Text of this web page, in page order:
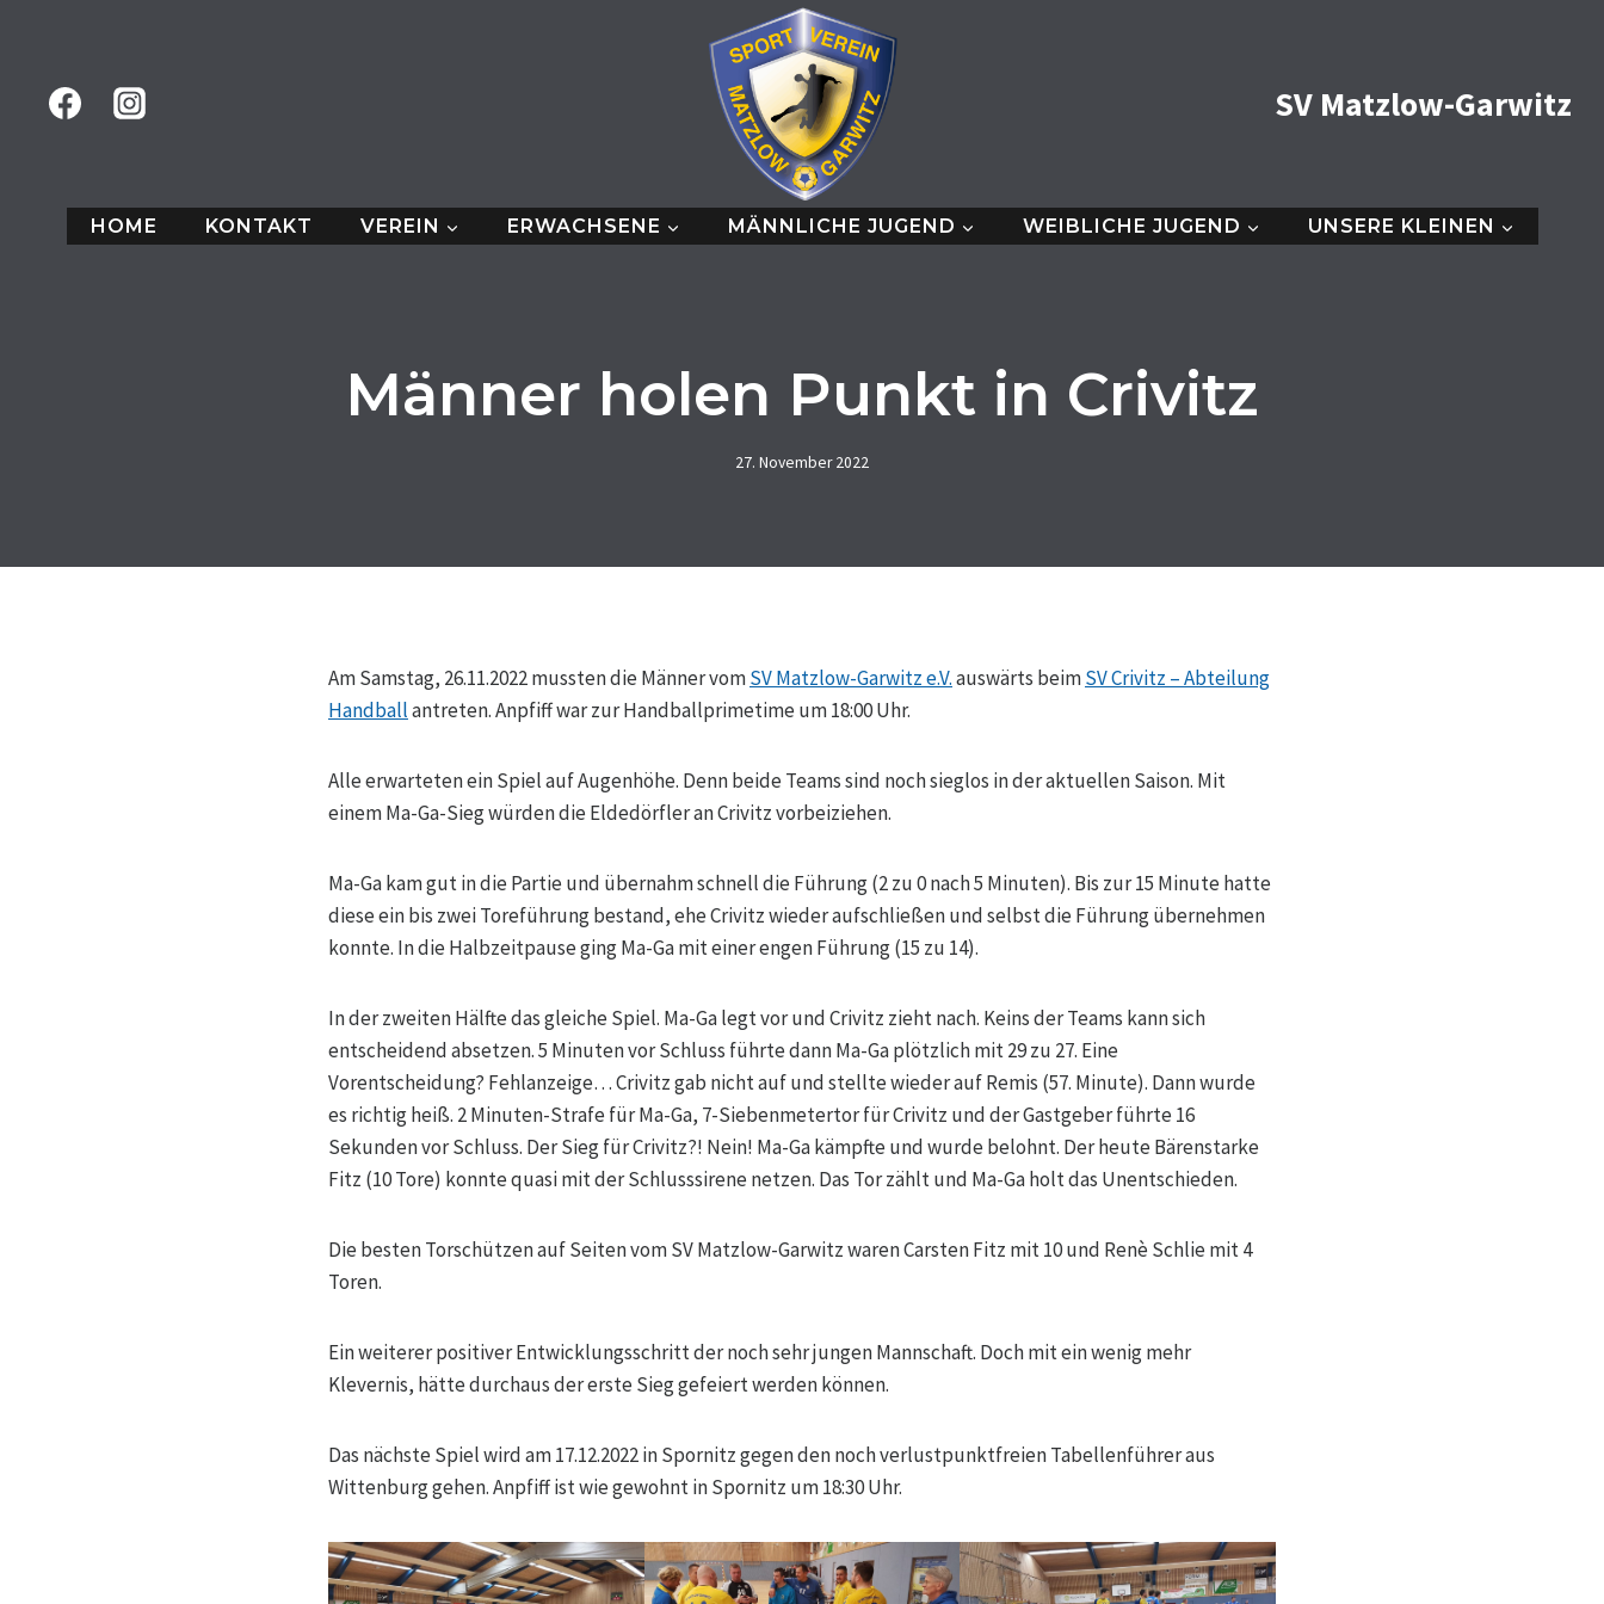
SV Matzlow-Garwitz
HOME KONTAKT VEREIN ERWACHSENE MÄNNLICHE JUGEND WEIBLICHE JUGEND UNSERE KLEINEN
Männer holen Punkt in Crivitz
27. November 2022
Am Samstag, 26.11.2022 mussten die Männer vomSV Matzlow-Garwitz e.V.auswärts beimSV Crivitz – Abteilung
Handballantreten. Anpfiff war zur Handballprimetime um 18:00 Uhr.
Alle erwarteten ein Spiel auf Augenhöhe. Denn beide Teams sind noch sieglos in der aktuellen Saison. Mit
einem Ma-Ga-Sieg würden die Eldedörfler an Crivitz vorbeiziehen.
Ma-Ga kam gut in die Partie und übernahm schnell die Führung (2 zu 0 nach 5 Minuten). Bis zur 15 Minute hatte
diese ein bis zwei Toreführung bestand, ehe Crivitz wieder aufschließen und selbst die Führung übernehmen
konnte. In die Halbzeitpause ging Ma-Ga mit einer engen Führung (15 zu 14).
In der zweiten Hälfte das gleiche Spiel. Ma-Ga legt vor und Crivitz zieht nach. Keins der Teams kann sich
entscheidend absetzen. 5 Minuten vor Schluss führte dann Ma-Ga plötzlich mit 29 zu 27. Eine
Vorentscheidung? Fehlanzeige… Crivitz gab nicht auf und stellte wieder auf Remis (57. Minute). Dann wurde
es richtig heiß. 2 Minuten-Strafe für Ma-Ga, 7-Siebenmetertor für Crivitz und der Gastgeber führte 16
Sekunden vor Schluss. Der Sieg für Crivitz?! Nein! Ma-Ga kämpfte und wurde belohnt. Der heute Bärenstarke
Fitz (10 Tore) konnte quasi mit der Schlusssirene netzen. Das Tor zählt und Ma-Ga holt das Unentschieden.
Die besten Torschützen auf Seiten vom SV Matzlow-Garwitz waren Carsten Fitz mit 10 und Renè Schlie mit 4
Toren.
Ein weiterer positiver Entwicklungsschritt der noch sehr jungen Mannschaft. Doch mit ein wenig mehr
Klevernis, hätte durchaus der erste Sieg gefeiert werden können.
Das nächste Spiel wird am 17.12.2022 in Spornitz gegen den noch verlustpunktfreien Tabellenführer aus
Wittenburg gehen. Anpfiff ist wie gewohnt in Spornitz um 18:30 Uhr.